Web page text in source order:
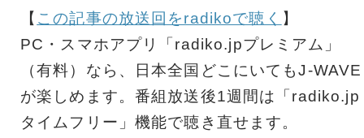
【 この記事の放送回をradikoで聴く 】
PC・スマホアプリ「radiko.jpプレミアム」
（有料）なら、日本全国どこにいてもJ-WAVE
が楽しめます。番組放送後1週間は「radiko.jp
タイムフリー」機能で聴き直せます。